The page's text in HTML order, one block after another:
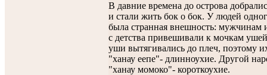
В давние времена до острова
и стали жить бок о бок. У людей
была странная внешность:
с детства привешивали к мочкам
уши вытягивались до плеч, поэтому
"ханау еепе"- длинноухие. Другой
"ханау момоко"- короткоухие.